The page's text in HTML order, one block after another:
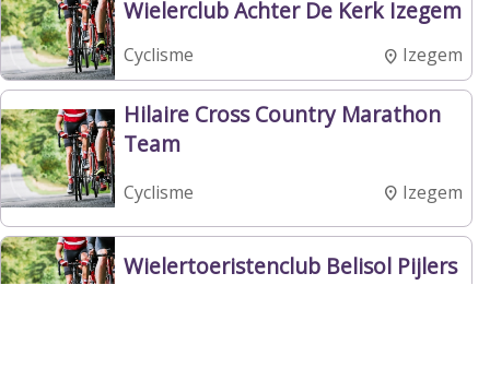
Wielerclub Achter De Kerk Izegem
Cyclisme Izegem
Hilaire Cross Country Marathon
Team
Cyclisme Izegem
Wielertoeristenclub Belisol Pijlers